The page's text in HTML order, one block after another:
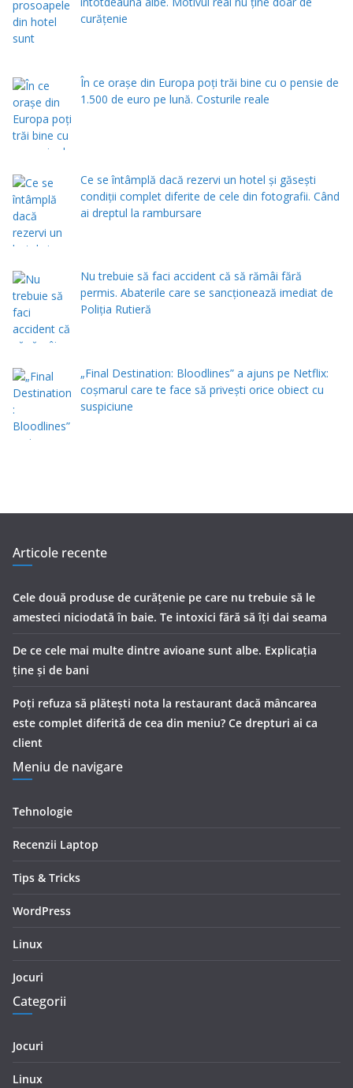
curățenie
În ce orașe din Europa poți trăi bine cu o pensie de
1.500 de euro pe lună. Costurile reale
Ce se întâmplă dacă rezervi un hotel și găsești
condiții complet diferite de cele din fotografii. Când
ai dreptul la rambursare
Nu trebuie să faci accident că să rămâi fără
permis. Abaterile care se sancționează imediat de
Poliţia Rutieră
„Final Destination: Bloodlines” a ajuns pe Netflix:
coșmarul care te face să privești orice obiect cu
suspiciune
Articole recente
Cele două produse de curăţenie pe care nu trebuie să le
amesteci niciodată în baie. Te intoxici fără să îţi dai seama
De ce cele mai multe dintre avioane sunt albe. Explicația
ține și de bani
Poți refuza să plătești nota la restaurant dacă mâncarea
este complet diferită de cea din meniu? Ce drepturi ai ca
client
Meniu de navigare
Tehnologie
Recenzii Laptop
Tips & Tricks
WordPress
Linux
Jocuri
Categorii
Jocuri
Linux